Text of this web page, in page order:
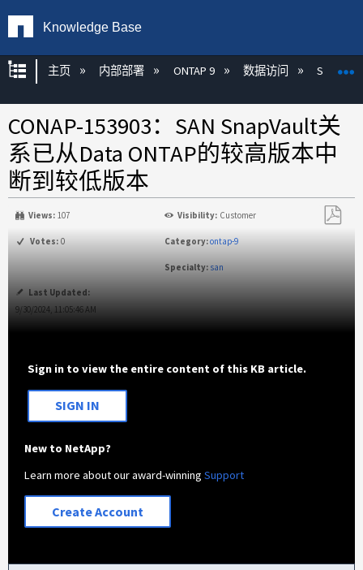
Knowledge Base
扩展/隐缩全局层次
主页 内部部署 ONTAP 9 数据访问 SAN
CONAP-153903：SAN SnapVault关
系已从Data ONTAP的较高版本中
断到较低版本
Views: 107 Visibility: Customer
Votes: 0 Category:ontap-9
Specialty: san
Last Updated:
9/30/2024, 11:05:46 AM
眉Sign in to view the entire content of this KB article.
SIGN IN
New to NetApp?
Learn more about our award-winningSupport
Create Account